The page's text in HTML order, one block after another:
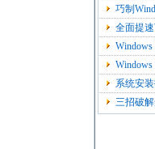
巧制
全面提
系统安
三招破